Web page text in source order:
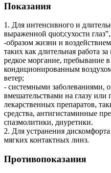
Показания
1. Для интенсивного и
выраженной quot;сухости
-образом жизни и
таких как длительная работа
редкое моргание, пребывание
кондиционированным
ветер;
- системными заболеваниями,
вмешательствами на глазу
лекарственных препаратов,
средства, антигистаминные
спазмолитики, диуретики.
2. Для устранения
мягких контактных линз.
Противопоказания